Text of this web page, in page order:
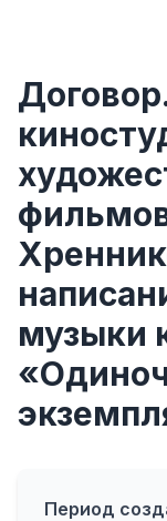
музыки
Период